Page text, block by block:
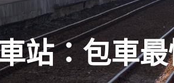
站：包車